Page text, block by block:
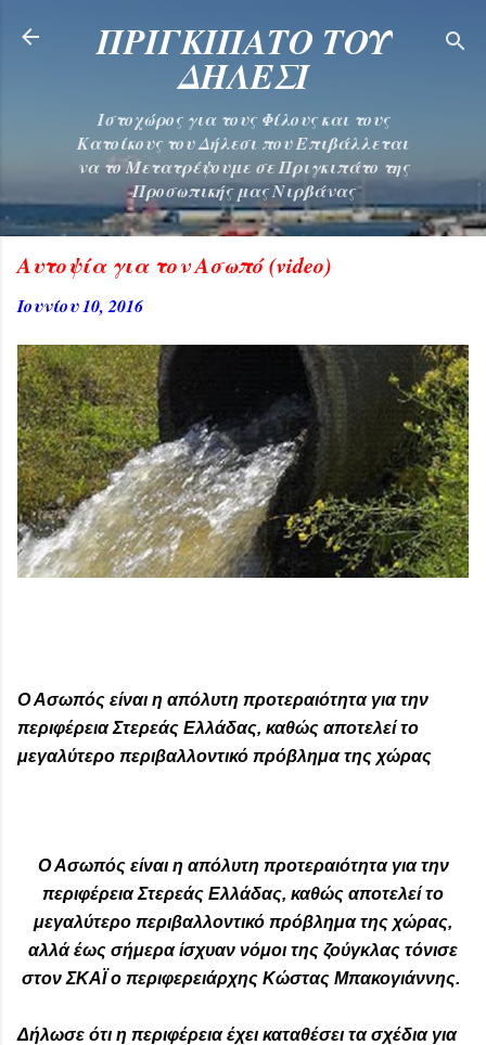
Μετάβαση στο κύριο περιεχόμενο
ΠΡΙΓΚΙΠΑΤΟ ΤΟΥ
ΔΗΛΕΣΙ
Ιστοχώρος για τους Φίλους και τους
Κατοίκους του Δήλεσι που Επιβάλλεται
να το Μετατρέψουμε σε Πριγκιπάτο της
Προσωπικής μας Νιρβάνας
Αυτοψία για τον Ασωπό (video)
Ιουνίου 10, 2016
Ο Ασωπός είναι η απόλυτη προτεραιότητα για την
περιφέρεια Στερεάς Ελλάδας, καθώς αποτελεί το
μεγαλύτερο περιβαλλοντικό πρόβλημα της χώρας
Ο Ασωπός είναι η απόλυτη προτεραιότητα για την
περιφέρεια Στερεάς Ελλάδας, καθώς αποτελεί το
μεγαλύτερο περιβαλλοντικό πρόβλημα της χώρας,
αλλά έως σήμερα ίσχυαν νόμοι της ζούγκλας τόνισε
στον ΣΚΑΪ ο περιφερειάρχης Κώστας Μπακογιάννης.
Δήλωσε ότι η περιφέρεια έχει καταθέσει τα σχέδια για